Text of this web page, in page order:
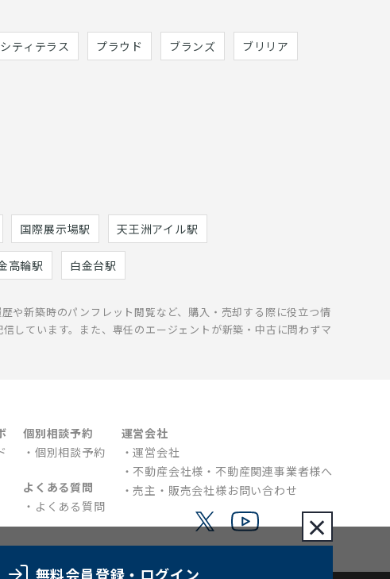
無料会員登録 ・ログイン
×
シティテラス プラウド ブランズ ブリリア
国際展示場駅 天王洲アイル駅
高輪駅 白金台駅
や新築時のパンフレット閲覧など、購入・売却する際に役立つ情
しています。また、専任のエージェントが新築・中古に問わずマ
個別相談予約
個別相談予約
よくある質問
よくある質問
運営会社
運営会社
不動産会社様・不動産関連事業者様へ
売主・販売会社様お問い合わせ